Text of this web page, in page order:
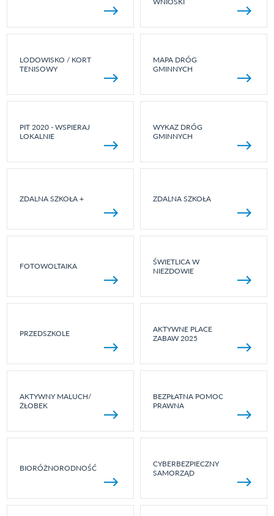
LODOWISKO / KORT
TENISOWY
MAPA DRÓG
GMINNYCH
PIT 2020 - WSPIERAJ
LOKALNIE
WYKAZ DRÓG
GMINNYCH
ZDALNA SZKOŁA + ZDALNA SZKOŁA
FOTOWOLTAIKA
ŚWIETLICA W
NIEZDOWIE
PRZEDSZKOLE
AKTYWNE PLACE
ZABAW 2025
AKTYWNY MALUCH/
ŻŁOBEK
BEZPŁATNA POMOC
PRAWNA
BIORÓŻNORODNOŚĆ
CYBERBEZPIECZNY
SAMORZĄD